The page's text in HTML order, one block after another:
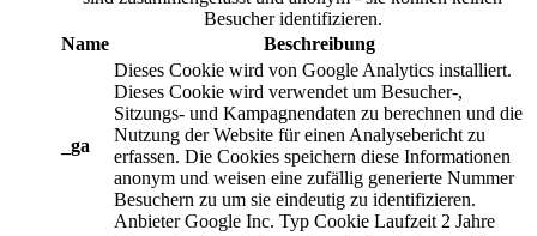
Besucher identifizieren.
Name
Beschreibung
_ga
Dieses Cookie wird von Google Analytics installiert.
Dieses Cookie wird verwendet um Besucher-,
Sitzungs- und Kampagnendaten zu berechnen und die
Nutzung der Website für einen Analysebericht zu
erfassen. Die Cookies speichern diese Informationen
anonym und weisen eine zufällig generierte Nummer
Besuchern zu um sie eindeutig zu identifizieren.
Anbieter Google Inc. Typ Cookie Laufzeit 2 Jahre